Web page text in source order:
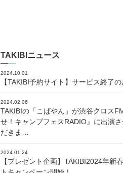
TAKIBIニュース
2024.10.01
【TAKIBI予約サイト】サービス終了
2024.02.06
TAKIBIの「こばやん」が渋谷クロス
せ！キャンプフェスRADIO』に出演
だきま…
2024.01.24
【プレゼント企画】TAKIBI2024年新